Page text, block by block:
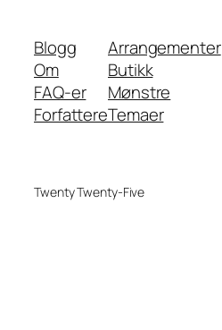
Blogg
Om
FAQ-er
Forfattere
Arrangementer
Butikk
Mønstre
Temaer
Twenty Twenty-Five